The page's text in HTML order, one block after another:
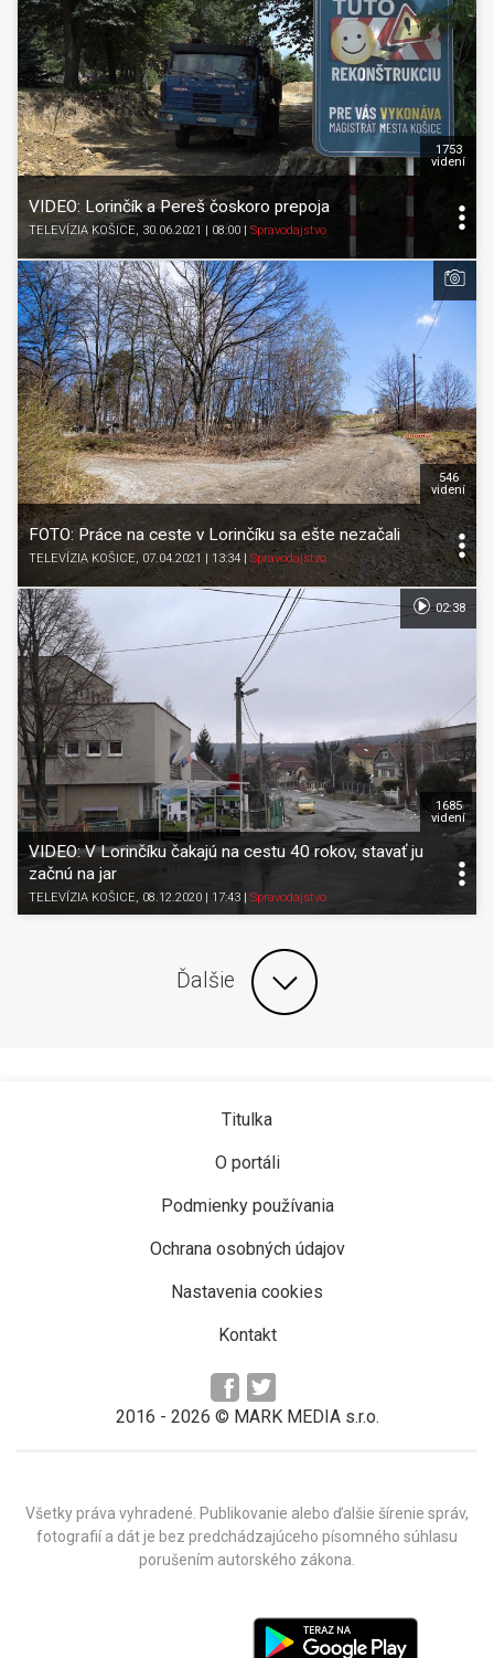
VIDEO: Lorinčík a Pereš čoskoro prepoja
TELEVÍZIA KOŠICE, 30.06.2021 | 08:00| Spravodajstvo
1753
videní
FOTO: Práce na ceste v Lorinčíku sa ešte nezačali
TELEVÍZIA KOŠICE, 07.04.2021 | 13:34 Spravodajstvo
546
videní
VIDEO: V Lorinčíku čakajú na cestu 40 rokov, stavať ju
začnú na jar
TELEVÍZIA KOŠICE, 08.12.2020 | 17:43 Spravodajstvo
1685
videní
02:38
Ďalšie
Titulka
O portáli
Podmienky používania
Ochrana osobných údajov
Nastavenia cookies
Kontakt
2016 - 2026 © MARK MEDIA s.r.o.
Všetky práva vyhradené. Publikovanie alebo ďalšie šírenie správ,
fotografií a dát je bez predchádzajúceho písomného súhlasu
porušením autorského zákona.